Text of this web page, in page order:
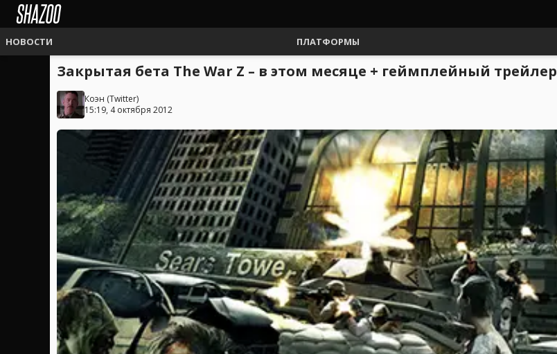
НОВОСТИ ПЛАТФОРМЫ
Закрытая бета The War Z – в этом месяце + геймплейный трейлер
Коэн (Twitter)
15:19, 4 октября 2012